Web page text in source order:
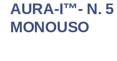
AURA-I™- N. 5
MONOUSO